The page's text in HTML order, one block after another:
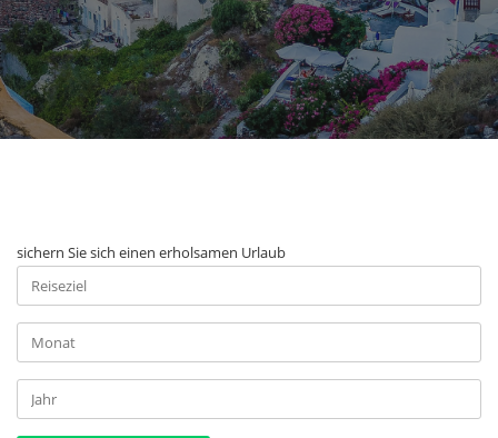
sichern Sie sich einen erholsamen Urlaub